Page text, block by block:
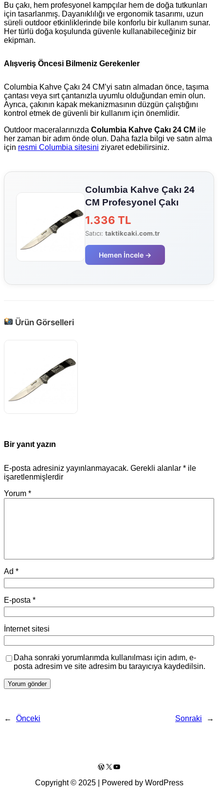
Bu çakı, hem profesyonel kampçılar hem de doğa tutkunları
için tasarlanmış. Dayanıklılığı ve ergonomik tasarımı, uzun
süreli outdoor etkinliklerinde bile konforlu bir kullanım sunar.
Her türlü doğa koşulunda güvenle kullanabileceğiniz bir
ekipman.
Alışveriş Öncesi Bilmeniz Gerekenler
Columbia Kahve Çakı 24 CM’yi satın almadan önce, taşıma
çantası veya sırt çantanızla uyumlu olduğundan emin olun.
Ayrıca, çakının kapak mekanizmasının düzgün çalıştığını
kontrol etmek de güvenli bir kullanım için önemlidir.
Outdoor maceralarınızda Columbia Kahve Çakı 24 CM ile
her zaman bir adım önde olun. Daha fazla bilgi ve satın alma
için resmi Columbia sitesini ziyaret edebilirsiniz.
Columbia Kahve Çakı 24
CM Profesyonel Çakı
1.336 TL
Satıcı: taktikcaki.com.tr
Hemen İncele →
Ürün Görselleri
Bir yanıt yazın
E-posta adresiniz yayınlanmayacak. Gerekli alanlar * ile
işaretlenmişlerdir
Yorum *
Ad *
E-posta *
İnternet sitesi
Daha sonraki yorumlarımda kullanılması için adım, e-
posta adresim ve site adresim bu tarayıcıya kaydedilsin.
← Önceki Sonraki →
WordPress
X YouTube
Copyright © 2025 | Powered by WordPress